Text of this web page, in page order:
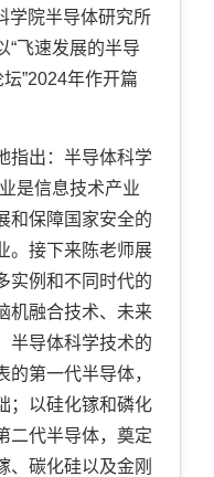
学院半导体研究所
“飞速发展的半导
”2024年作开篇
指出：半导体科学
是信息技术产业
和保障国家安全的
。接下来陈老师展
实例和不同时代的
机融合技术、未来
半导体科学技术的
第一代半导体，
；以硅化镓和磷化
二代半导体，奠定
、碳化硅以及金刚